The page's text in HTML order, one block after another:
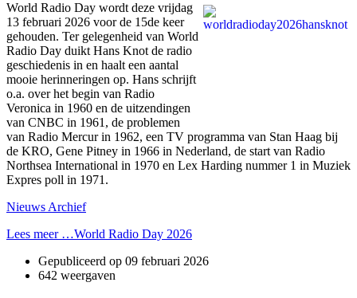
World Radio Day wordt deze vrijdag
13 februari 2026 voor de 15de keer
gehouden. Ter gelegenheid van World
Radio Day duikt Hans Knot de radio
geschiedenis in en haalt een aantal
mooie herinneringen op. Hans schrijft
o.a. over het begin van Radio
Veronica in 1960 en de uitzendingen
van CNBC in 1961, de problemen
van Radio Mercur in 1962, een TV programma van Stan Haag bij
de KRO, Gene Pitney in 1966 in Nederland, de start van Radio
Northsea International in 1970 en Lex Harding nummer 1 in Muziek
Expres poll in 1971.
Nieuws Archief
Lees meer …World Radio Day 2026
Gepubliceerd op 09 februari 2026
642 weergaven